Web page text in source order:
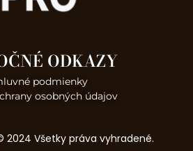
ODKAZY
podmienky
osobných údajov
2024 Všetky práva vyhradené.